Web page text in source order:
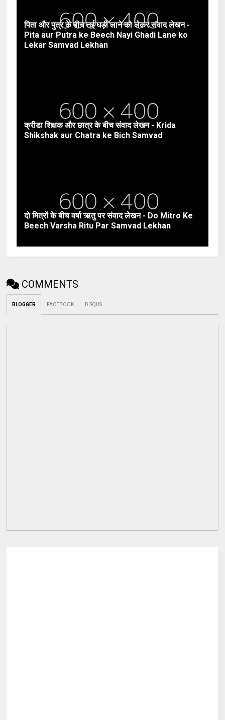
पिता और पुत्र के बीच नई घड़ी लाने को लेकर संवाद लेखन -
Pita aur Putra ke Beech Nayi Ghadi Lane ko
Lekar Samvad Lekhan
क्रीडा शिक्षक और छात्र के बीच संवाद लेखन - Krida
Shikshak aur Chatra ke Bich Samvad
दो मित्रों के बीच वर्षा ऋतु पर संवाद लेखन - Do Mitro Ke
Beech Varsha Ritu Par Samvad Lekhan
COMMENTS
BLOGGER FACEBOOK DISQUS